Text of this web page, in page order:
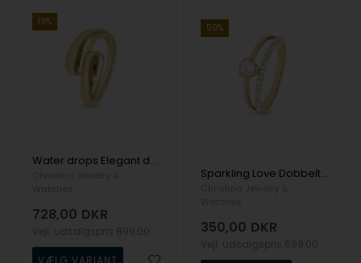
19%
Water drops Elegant dråbering, der slynger sig i 925 forgyldt sølv fra Christina Jewelry
728,00 DKR
50%
Sparkling Love Dobbelt alliance hjerte ring med zirkonia i 925 forgyldt sølv fra Christina Jewelry
350,00 DKR